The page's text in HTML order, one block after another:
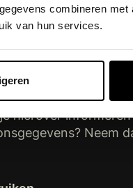
combineren
van hun services.
van de EU van
pdf/2020-
kunnen
te doen om tot een
hierover
Neem